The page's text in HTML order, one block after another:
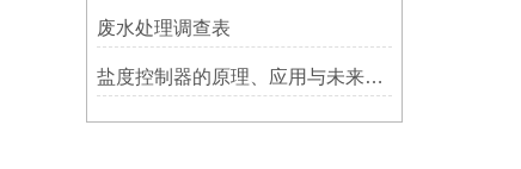
废水处理调查表
盐度控制器的原理、应用与未来发展